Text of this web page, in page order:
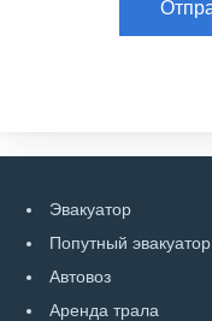
Эвакуатор
Попутный эвакуатор
Автовоз
Аренда трала